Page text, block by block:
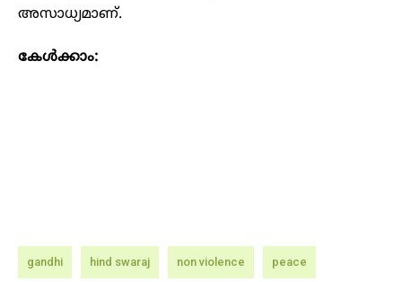
അസാധ്യമാണ്.
കേൾക്കാം:
gandhi hind swaraj non violence peace